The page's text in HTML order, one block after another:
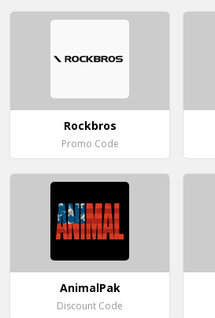
Rockbros
Promo Code
AnimalPak
Discount Code